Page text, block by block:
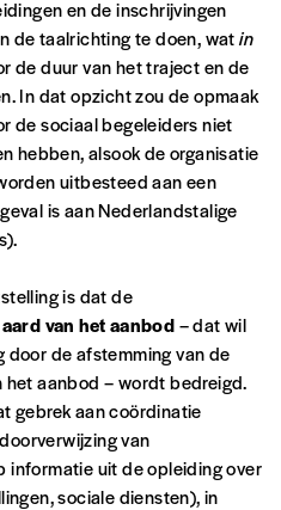
en de inschrijvingen
de taalrichting te doen, watin
de duur van het traject en de
In dat opzicht zou de opmaak
de sociaal begeleiders niet
hebben, alsook de organisatie
uitbesteed aan een
is aan Nederlandstalige
is dat de
aard van het aanbod– dat wil
door de afstemming van de
aanbod – wordt bedreigd.
gebrek aan coördinatie
van
informatie uit de opleiding over
sociale diensten), in